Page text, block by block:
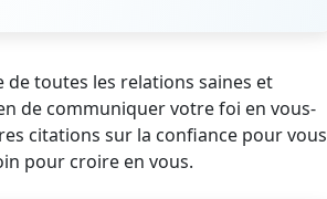
de toutes les relations saines et
de communiquer votre foi en vous-
citations sur la confiance pour vous
pour croire en vous.